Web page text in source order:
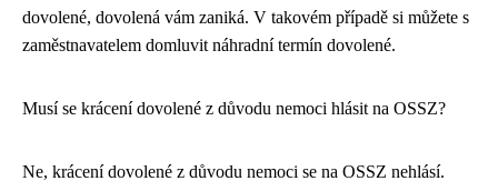
dovolené, dovolená vám zaniká. V takovém případě si můžete s
zaměstnavatelem domluvit náhradní termín dovolené.
Musí se krácení dovolené z důvodu nemoci hlásit na OSSZ?
Ne, krácení dovolené z důvodu nemoci se na OSSZ nehlásí.